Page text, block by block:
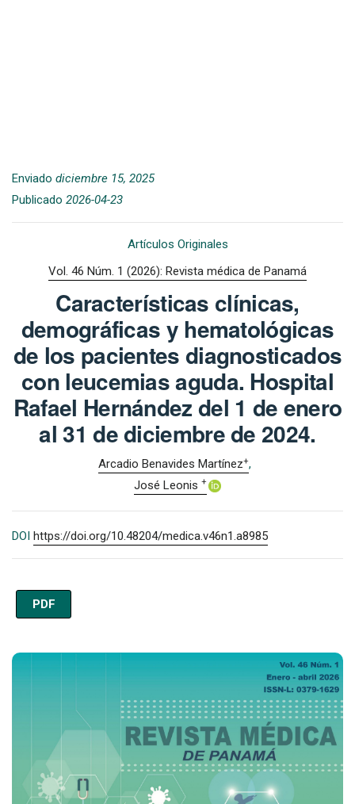
Enviado diciembre 15, 2025
Publicado 2026-04-23
Artículos Originales
Vol. 46 Núm. 1 (2026): Revista médica de Panamá
Características clínicas,
demográficas y hematológicas
de los pacientes diagnosticados
con leucemias aguda. Hospital
Rafael Hernández del 1 de enero
al 31 de diciembre de 2024.
Arcadio Benavides Martínez+
José Leonis +
DOI https://doi.org/10.48204/medica.v46n1.a8985
PDF
Imagen de portada